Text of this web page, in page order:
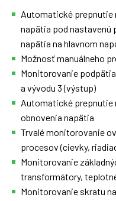
Automatické prepnutie
napätia pod nastavenú
napätia na hlavnom
Možnosť manuálneho
Monitorovanie
a vývodu 3 (výstup)
Automatické prepnutie
obnovenia napätia
Trvalé monitorovanie
procesov (cievky,
Monitorovanie
transformátory,
Monitorovanie skratu